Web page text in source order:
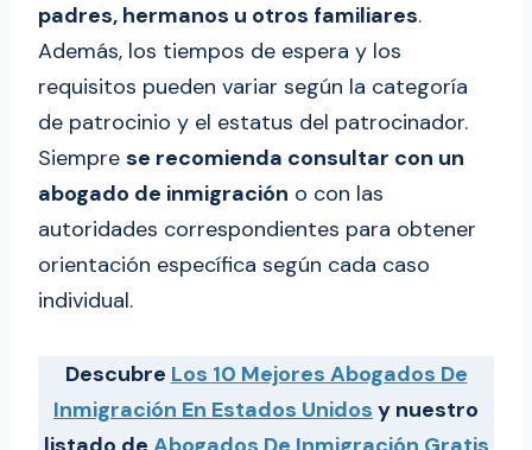
padres, hermanos u otros familiares.
Además, los tiempos de espera y los
requisitos pueden variar según la categoría
de patrocinio y el estatus del patrocinador.
Siempre se recomienda consultar con un
abogado de inmigración o con las
autoridades correspondientes para obtener
orientación específica según cada caso
individual.
Descubre Los 10 Mejores Abogados De
Inmigración En Estados Unidos y nuestro